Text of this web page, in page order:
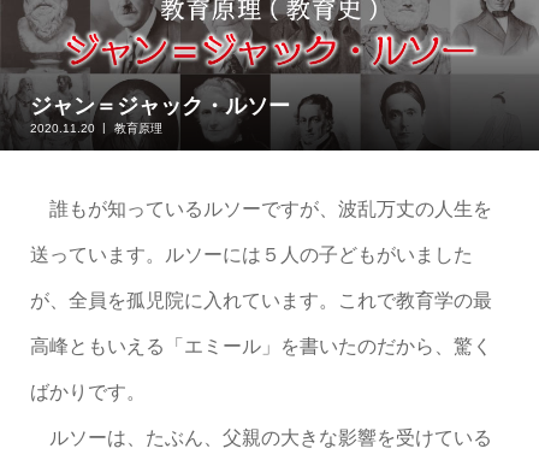
ジャン＝ジャック・ルソー
2020.11.20 教育原理
誰もが知っているルソーですが、波乱万丈の人生を
送っています。ルソーには５人の子どもがいました
が、全員を孤児院に入れています。これで教育学の最
高峰ともいえる「エミール」を書いたのだから、驚く
ばかりです。
ルソーは、たぶん、父親の大きな影響を受けている